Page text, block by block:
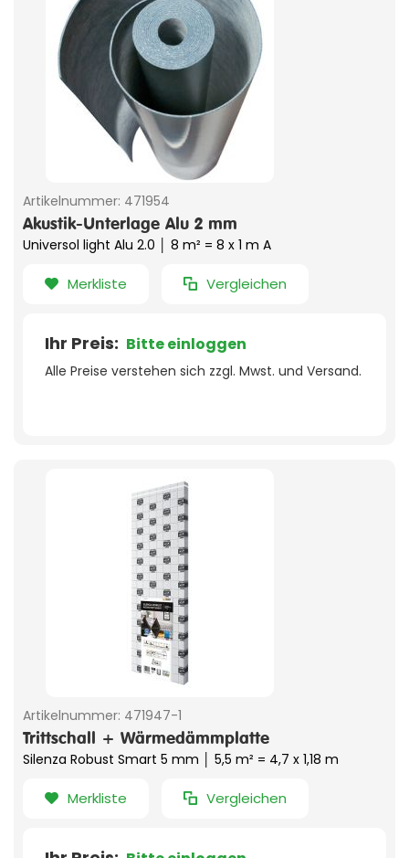
Artikelnummer: 471954
Akustik-Unterlage Alu 2 mm
Universol light Alu 2.0 │ 8 m² = 8 x 1 m A
Merkliste Vergleichen
Ihr Preis: Bitte einloggen
Alle Preise verstehen sich zzgl. Mwst. und Versand.
Artikelnummer: 471947-1
Trittschall + Wärmedämmplatte
Silenza Robust Smart 5 mm │ 5,5 m² = 4,7 x 1,18 m
Merkliste Vergleichen